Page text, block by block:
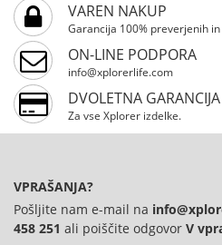
VAREN NAKUP
Garancija 100% preverjenih
ON-LINE PODPORA
info@xplorerlife.com
DVOLETNA GARANCIJA
Za vse Xplorer izdelke.
VPRAŠANJA?
Pošljite nam e-mail na
458 251 ali poiščite odgovor V